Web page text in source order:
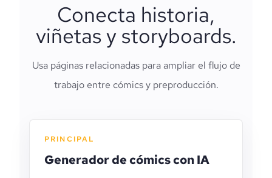
Conecta historia,
viñetas y storyboards.
Usa páginas relacionadas para ampliar el flujo de
trabajo entre cómics y preproducción.
PRINCIPAL
Generador de cómics con IA